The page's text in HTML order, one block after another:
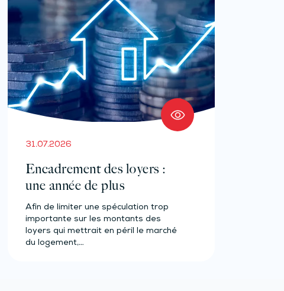
31.07.2026
Encadrement des loyers :
une année de plus
Afin de limiter une spéculation trop
importante sur les montants des
loyers qui mettrait en péril le marché
du logement,…